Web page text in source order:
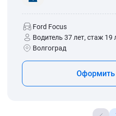
Ford Focus
Водитель 37 лет, стаж 19
Волгоград